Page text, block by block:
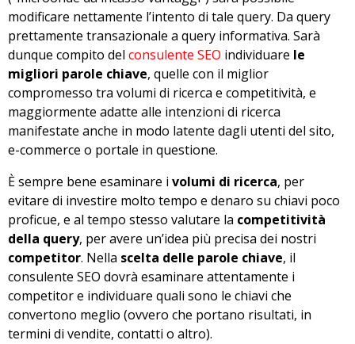
modificare nettamente l’intento di tale query. Da query
prettamente transazionale a query informativa. Sarà
dunque compito del consulente SEO individuare le
migliori parole chiave, quelle con il miglior
compromesso tra volumi di ricerca e competitività, e
maggiormente adatte alle intenzioni di ricerca
manifestate anche in modo latente dagli utenti del sito,
e-commerce o portale in questione.
È sempre bene esaminare i volumi di ricerca, per
evitare di investire molto tempo e denaro su chiavi poco
proficue, e al tempo stesso valutare la competitività
della query, per avere un’idea più precisa dei nostri
competitor. Nella scelta delle parole chiave, il
consulente SEO dovrà esaminare attentamente i
competitor e individuare quali sono le chiavi che
convertono meglio (ovvero che portano risultati, in
termini di vendite, contatti o altro).